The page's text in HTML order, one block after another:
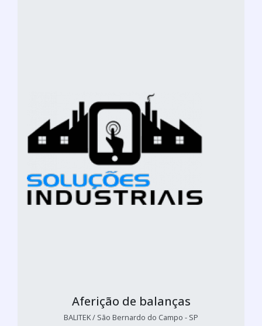
Aferição de balanças
BALITEK / São Bernardo do Campo - SP